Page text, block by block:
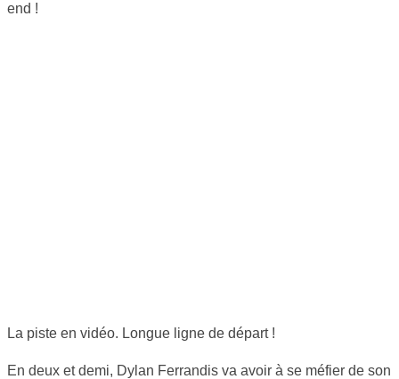
end !
La piste en vidéo. Longue ligne de départ !
En deux et demi, Dylan Ferrandis va avoir à se méfier de son